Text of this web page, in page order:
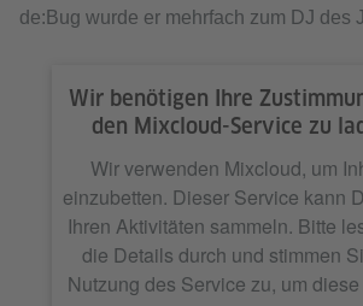
de:Bug wurde er mehrfach zum DJ des
Wir benötigen Ihre
den Mixcloud-Service zu
Wir verwenden Mixcloud, um
einzubetten. Dieser Service kann
Ihren Aktivitäten sammeln. Bitte
die Details durch und stimmen
Nutzung des Service zu, um